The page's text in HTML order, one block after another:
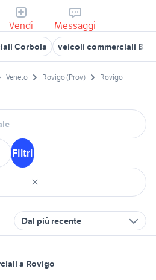
Vendi Messaggi
Corbola veicoli commerciali
Veneto Rovigo (Prov) Rovigo
Filtri
Dal più recente
a Rovigo